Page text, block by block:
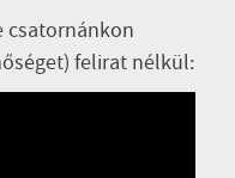
csatornánkon
felirat nélkül: